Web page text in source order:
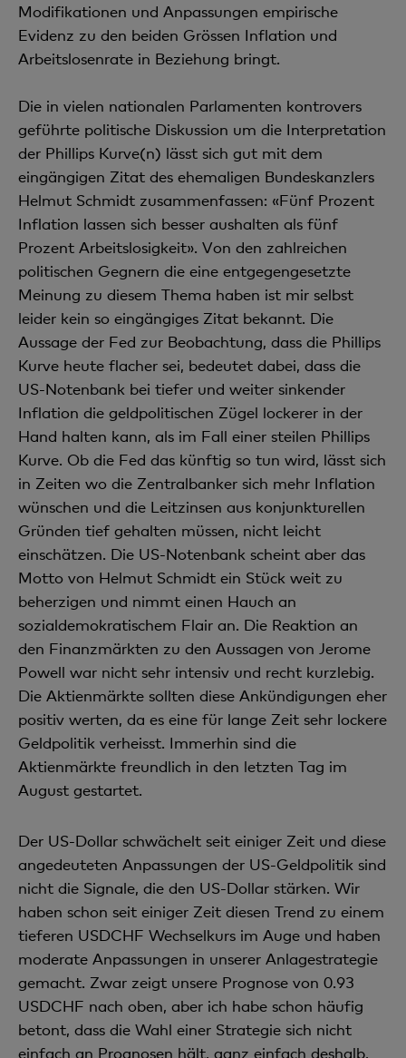
Modifikationen und Anpassungen empirische
Evidenz zu den beiden Grössen Inflation und
Arbeitslosenrate in Beziehung bringt.
Die in vielen nationalen Parlamenten kontrovers
geführte politische Diskussion um die Interpretation
der Phillips Kurve(n) lässt sich gut mit dem
eingängigen Zitat des ehemaligen Bundeskanzlers
Helmut Schmidt zusammenfassen: «Fünf Prozent
Inflation lassen sich besser aushalten als fünf
Prozent Arbeitslosigkeit». Von den zahlreichen
politischen Gegnern die eine entgegengesetzte
Meinung zu diesem Thema haben ist mir selbst
leider kein so eingängiges Zitat bekannt. Die
Aussage der Fed zur Beobachtung, dass die Phillips
Kurve heute flacher sei, bedeutet dabei, dass die
US-Notenbank bei tiefer und weiter sinkender
Inflation die geldpolitischen Zügel lockerer in der
Hand halten kann, als im Fall einer steilen Phillips
Kurve. Ob die Fed das künftig so tun wird, lässt sich
in Zeiten wo die Zentralbanker sich mehr Inflation
wünschen und die Leitzinsen aus konjunkturellen
Gründen tief gehalten müssen, nicht leicht
einschätzen. Die US-Notenbank scheint aber das
Motto von Helmut Schmidt ein Stück weit zu
beherzigen und nimmt einen Hauch an
sozialdemokratischem Flair an. Die Reaktion an
den Finanzmärkten zu den Aussagen von Jerome
Powell war nicht sehr intensiv und recht kurzlebig.
Die Aktienmärkte sollten diese Ankündigungen eher
positiv werten, da es eine für lange Zeit sehr lockere
Geldpolitik verheisst. Immerhin sind die
Aktienmärkte freundlich in den letzten Tag im
August gestartet.
Der US-Dollar schwächelt seit einiger Zeit und diese
angedeuteten Anpassungen der US-Geldpolitik sind
nicht die Signale, die den US-Dollar stärken. Wir
haben schon seit einiger Zeit diesen Trend zu einem
tieferen USDCHF Wechselkurs im Auge und haben
moderate Anpassungen in unserer Anlagestrategie
gemacht. Zwar zeigt unsere Prognose von 0.93
USDCHF nach oben, aber ich habe schon häufig
betont, dass die Wahl einer Strategie sich nicht
einfach an Prognosen hält, ganz einfach deshalb,